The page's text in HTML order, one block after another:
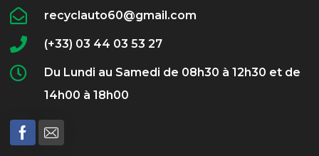
recyclauto60@gmail.com
(+33) 03 44 03 53 27
Du Lundi au Samedi de 08h30 à 12h30 et de
14h00 à 18h00